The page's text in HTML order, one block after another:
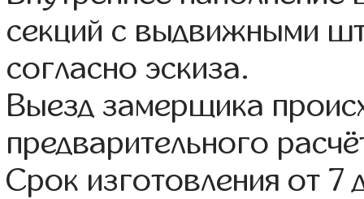
секций с выдвижными
согласно эскиза.
Выезд замерщика
предварительного
Срок изготовления от 7